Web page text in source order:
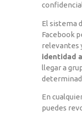
El sistema
Facebook
relevantes
identidad
llegar a
En
puedes